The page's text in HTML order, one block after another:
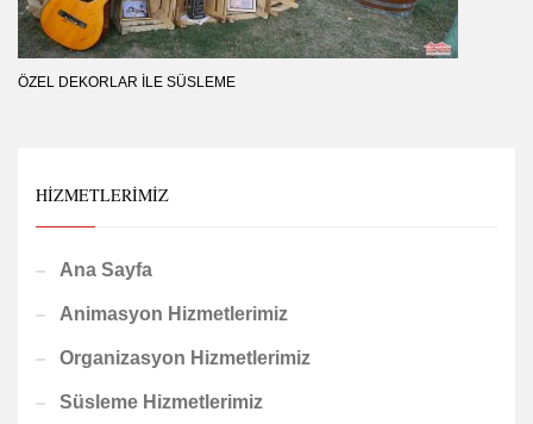
ÖZEL DEKORLAR İLE SÜSLEME
HIZMETLERIMIZ
Ana Sayfa
Animasyon Hizmetlerimiz
Organizasyon Hizmetlerimiz
Süsleme Hizmetlerimiz